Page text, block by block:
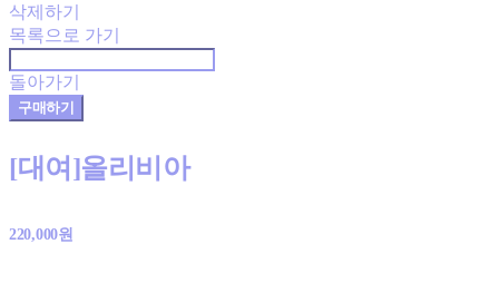
삭제하기
목록으로 가기
돌아가기
구매하기
[대여]올리비아
220,000원